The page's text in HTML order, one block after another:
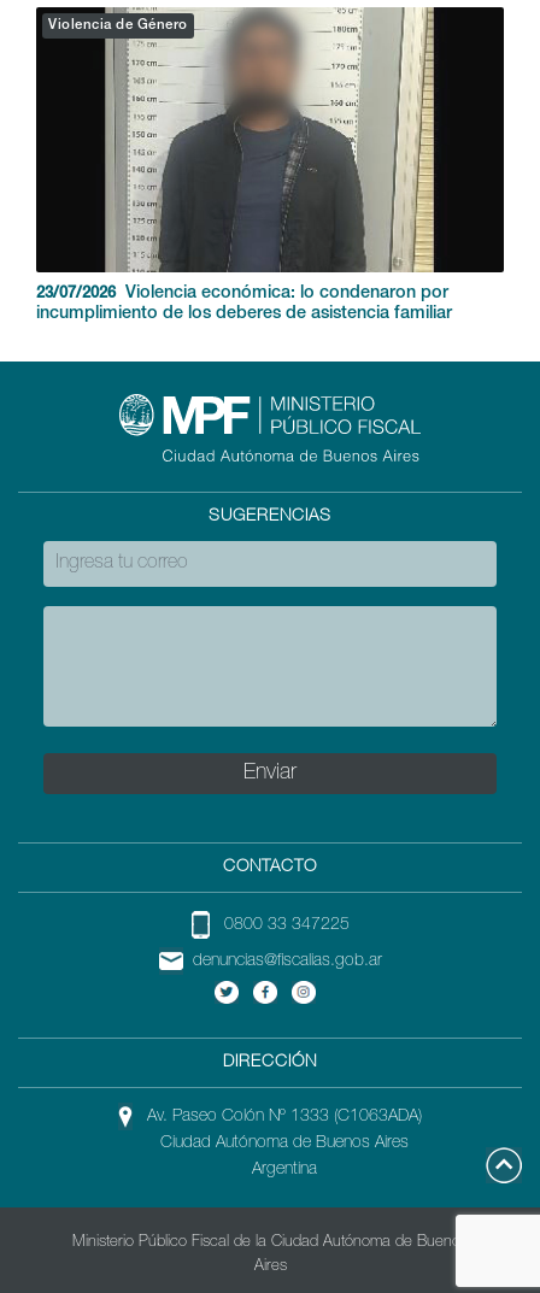
Violencia de Género
23/07/2026
Violencia económica: lo condenaron por
incumplimiento de los deberes de asistencia familiar
SUGERENCIAS
CONTACTO
0800 33 347225
denuncias@fiscalias.gob.ar
DIRECCIÓN
Av. Paseo Colón Nº 1333 (C1063ADA)
Ciudad Autónoma de Buenos Aires
Argentina
Ministerio Público Fiscal de la Ciudad Autónoma de Buenos
Aires